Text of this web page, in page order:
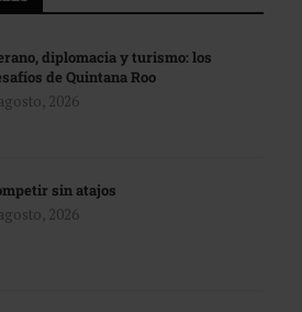
diplomacia y turismo: los
de Quintana Roo
2026
sin atajos
2026